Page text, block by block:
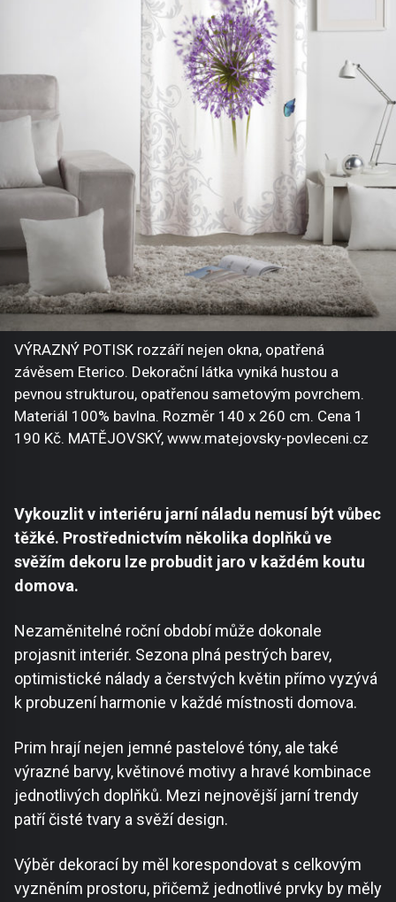
VÝRAZNÝ POTISK rozzáří nejen okna, opatřená
závěsem Eterico. Dekorační látka vyniká hustou a
pevnou strukturou, opatřenou sametovým povrchem.
Materiál 100% bavlna. Rozměr 140 x 260 cm. Cena 1
190 Kč. MATĚJOVSKÝ, www.matejovsky-povleceni.cz
Vykouzlit v interiéru jarní náladu nemusí být vůbec
těžké. Prostřednictvím několika doplňků ve
svěžím dekoru lze probudit jaro v každém koutu
domova.
Nezaměnitelné roční období může dokonale
projasnit interiér. Sezona plná pestrých barev,
optimistické nálady a čerstvých květin přímo vyzývá
k probuzení harmonie v každé místnosti domova.
Prim hrají nejen jemné pastelové tóny, ale také
výrazné barvy, květinové motivy a hravé kombinace
jednotlivých doplňků. Mezi nejnovější jarní trendy
patří čisté tvary a svěží design.
Výběr dekorací by měl korespondovat s celkovým
vyzněním prostoru, přičemž jednotlivé prvky by měly